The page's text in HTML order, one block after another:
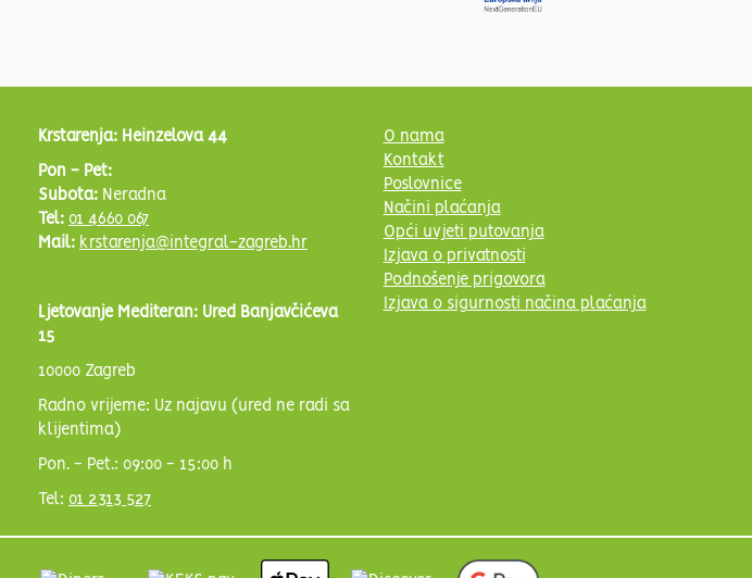
Krstarenja: Heinzelova 44
Pon - Pet:
Subota: Neradna
Tel: 01 4660 067
Mail: krstarenja@integral-zagreb.hr
Ljetovanje Mediteran: Ured Banjavčićeva
15
10000 Zagreb
Radno vrijeme: Uz najavu (ured ne radi sa
klijentima)
Pon. - Pet.: 09:00 - 15:00 h
Tel: 01 2313 527
O nama
Kontakt
Poslovnice
Načini plaćanja
Opći uvjeti putovanja
Izjava o privatnosti
Podnošenje prigovora
Izjava o sigurnosti načina plaćanja